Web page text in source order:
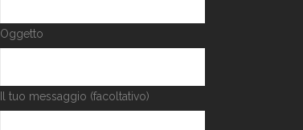
Oggetto
Il tuo messaggio (facoltativo)